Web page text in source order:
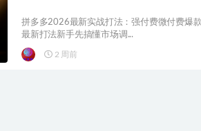
拼多多2026最新实战打法：强付费微付费爆
最新打法新手先搞懂市场调...
2 周前